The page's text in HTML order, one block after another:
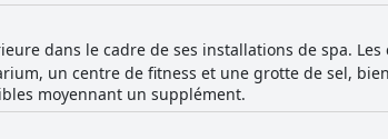
dans le cadre de ses installations de spa.
un centre de fitness et une grotte de sel,
moyennant un supplément.